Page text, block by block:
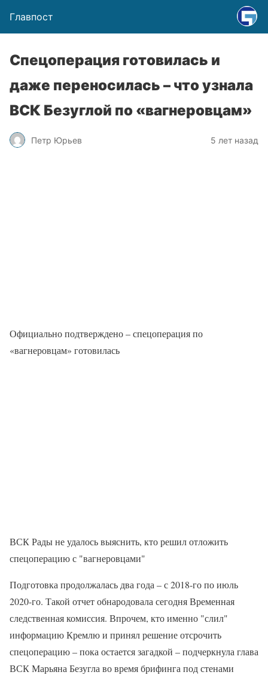
Главпост
Спецоперация готовилась и
даже переносилась – что узнала
ВСК Безуглой по «вагнеровцам»
Петр Юрьев 5 лет назад
Официально подтверждено – спецоперация по
«вагнеровцам» готовилась
ВСК Рады не удалось выяснить, кто решил отложить
спецоперацию с "вагнеровцами"
Подготовка продолжалась два года – с 2018-го по июль
2020-го. Такой отчет обнародовала сегодня Временная
следственная комиссия. Впрочем, кто именно "слил"
информацию Кремлю и принял решение отсрочить
спецоперацию – пока остается загадкой – подчеркнула глава
ВСК Марьяна Безугла во время брифинга под стенами